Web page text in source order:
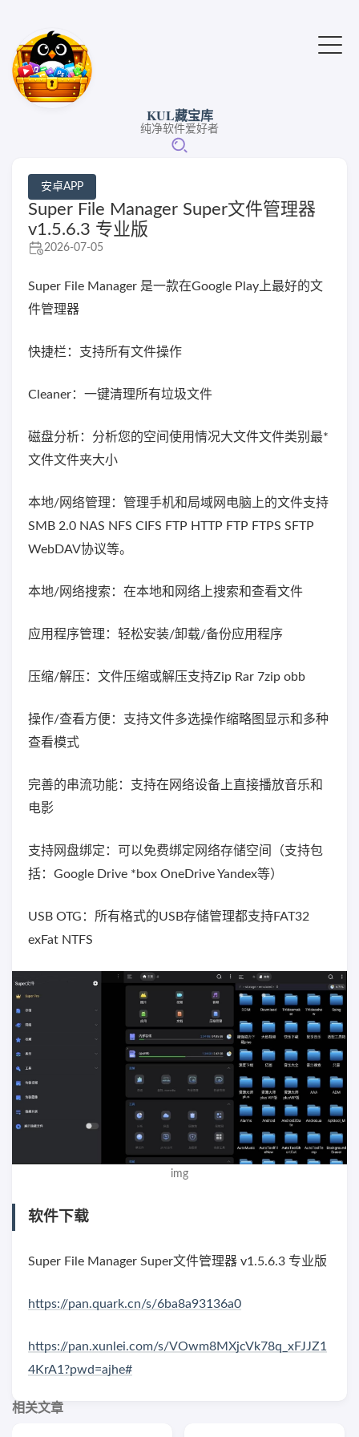
KUL藏宝库
纯净软件爱好者
安卓APP
Super File Manager Super文件管理器
v1.5.6.3 专业版
2026-07-05
Super File Manager 是一款在Google Play上最好的文
件管理器
快捷栏：支持所有文件操作
Cleaner：一键清理所有垃圾文件
磁盘分析：分析您的空间使用情况大文件文件类别最*
文件文件夹大小
本地/网络管理：管理手机和局域网电脑上的文件支持
SMB 2.0 NAS NFS CIFS FTP HTTP FTP FTPS SFTP
WebDAV协议等。
本地/网络搜索：在本地和网络上搜索和查看文件
应用程序管理：轻松安装/卸载/备份应用程序
压缩/解压：文件压缩或解压支持Zip Rar 7zip obb
操作/查看方便：支持文件多选操作缩略图显示和多种
查看模式
完善的串流功能：支持在网络设备上直接播放音乐和
电影
支持网盘绑定：可以免费绑定网络存储空间（支持包
括：Google Drive *box OneDrive Yandex等）
USB OTG：所有格式的USB存储管理都支持FAT32
exFat NTFS
img
软件下载
Super File Manager Super文件管理器 v1.5.6.3 专业版
https://pan.quark.cn/s/6ba8a93136a0
https://pan.xunlei.com/s/VOwm8MXjcVk78q_xFJJZ1
4KrA1?pwd=ajhe#
相关文章